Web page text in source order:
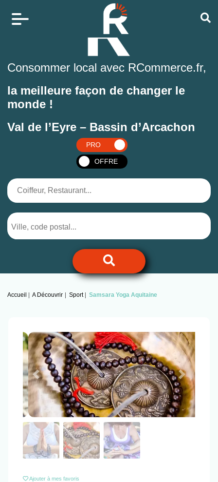
Consommer local avec RCommerce.fr,
la meilleure façon de changer le
monde !
Val de l’Eyre – Bassin d’Arcachon
PRO
OFFRE
Accueil A Découvrir Sport Samsara Yoga Aquitaine
Previous Next
Ajouter à mes favoris